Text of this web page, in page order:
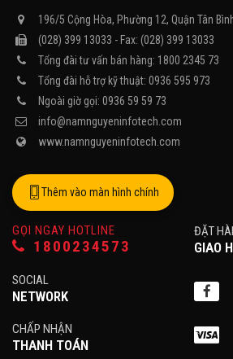
196/5 Cộng Hòa, Phường 12, Quận Tân
(028) 399 13033 - Fax: (028) 399 13033
Tổng đài tư vấn bán hàng: 1800 2345 73
Tổng đài hỗ trợ kỹ thuật: 0936 595 973
Ngoài giờ gọi: 0936 59 59 73
info@namnguyeninfotech.com
www.namnguyeninfotech.com
Thêm vào màn hình chính
GỌI NGAY HOTLINE
1800234573
ĐẶT
GIAO
SOCIAL
NETWORK
CHẤP NHẬN
THANH TOÁN